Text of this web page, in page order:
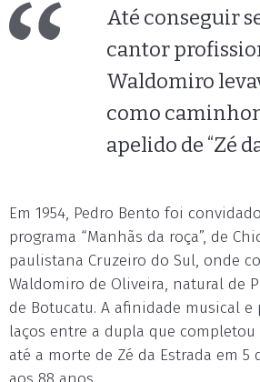
Até conseguir
cantor
Waldomiro
como
apelido de “Zé
Em 1954, Pedro Bento foi
programa “Manhãs da roça”, de
paulistana Cruzeiro do Sul, onde
Waldomiro de Oliveira, natural de
de Botucatu. A afinidade musical e
laços entre a dupla que completou
até a morte de Zé da Estrada em 5